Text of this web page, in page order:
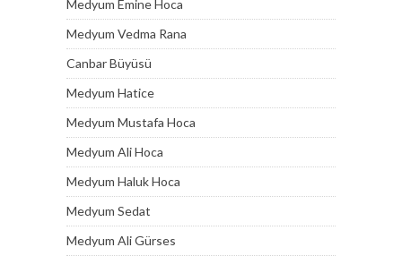
Medyum Emine Hoca
Medyum Vedma Rana
Canbar Büyüsü
Medyum Hatice
Medyum Mustafa Hoca
Medyum Ali Hoca
Medyum Haluk Hoca
Medyum Sedat
Medyum Ali Gürses